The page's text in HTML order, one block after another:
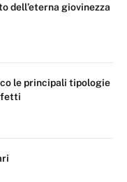
dell’eterna giovinezza
le principali tipologie